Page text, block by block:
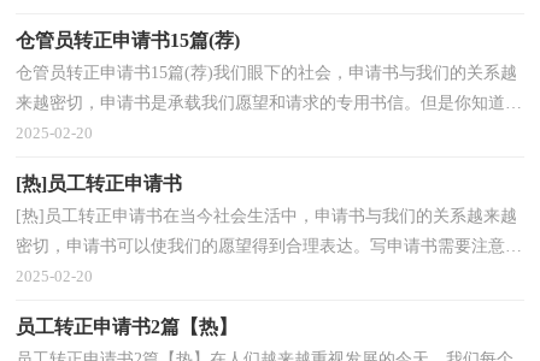
仓管员转正申请书15篇(荐)
仓管员转正申请书15篇(荐)我们眼下的社会，申请书与我们的关系越
来越密切，申请书是承载我们愿望和请求的专用书信。但是你知道怎
样才能写的好吗？以下是小编为大家整理的仓管员转...
2025-02-20
[热]员工转正申请书
[热]员工转正申请书在当今社会生活中，申请书与我们的关系越来越
密切，申请书可以使我们的愿望得到合理表达。写申请书需要注意哪
些问题呢？下面是小编为大家整理的员工转正申请书...
2025-02-20
员工转正申请书2篇【热】